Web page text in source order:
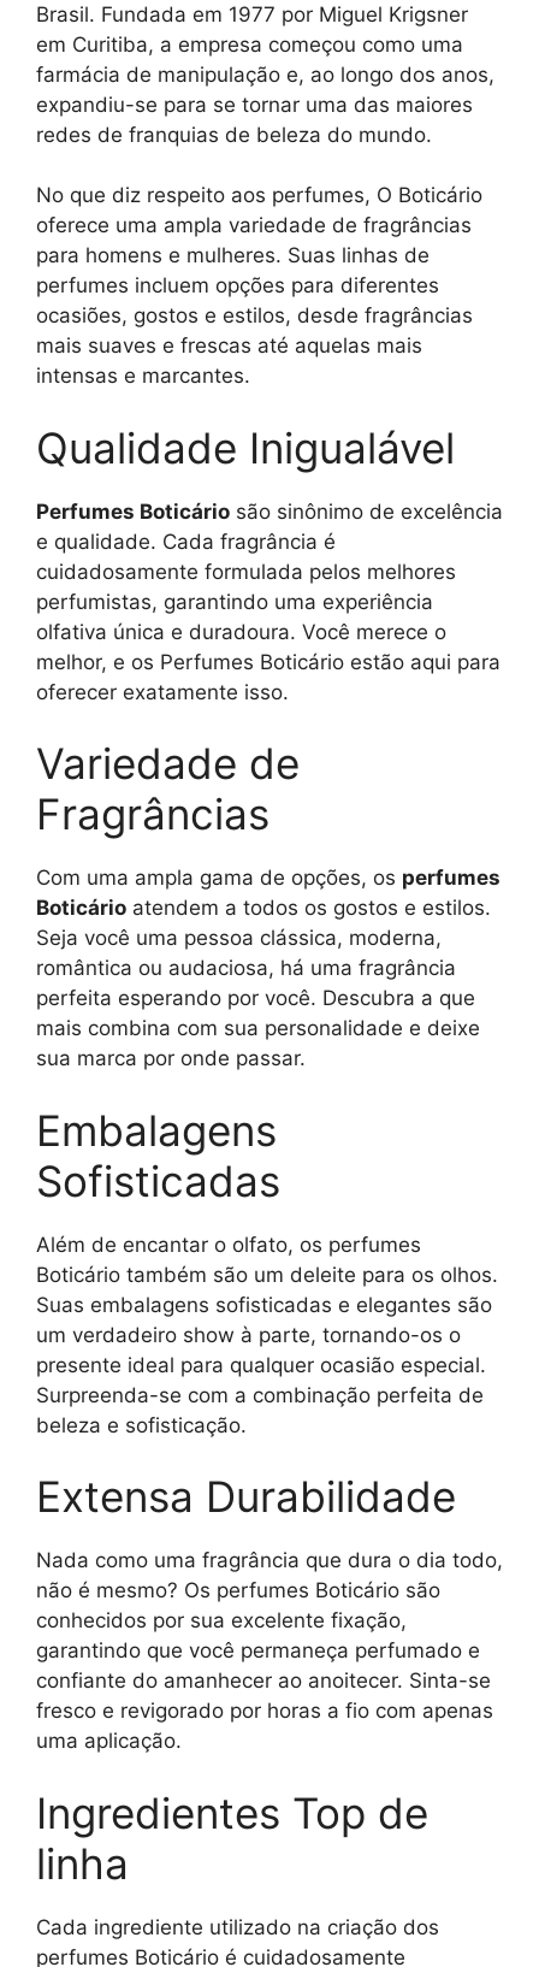
Brasil. Fundada em 1977 por Miguel Krigsner
em Curitiba, a empresa começou como uma
farmácia de manipulação e, ao longo dos anos,
expandiu-se para se tornar uma das maiores
redes de franquias de beleza do mundo.
No que diz respeito aos perfumes, O Boticário
oferece uma ampla variedade de fragrâncias
para homens e mulheres. Suas linhas de
perfumes incluem opções para diferentes
ocasiões, gostos e estilos, desde fragrâncias
mais suaves e frescas até aquelas mais
intensas e marcantes.
Qualidade Inigualável
Perfumes Boticário são sinônimo de excelência
e qualidade. Cada fragrância é
cuidadosamente formulada pelos melhores
perfumistas, garantindo uma experiência
olfativa única e duradoura. Você merece o
melhor, e os Perfumes Boticário estão aqui para
oferecer exatamente isso.
Variedade de
Fragrâncias
Com uma ampla gama de opções, os perfumes
Boticário atendem a todos os gostos e estilos.
Seja você uma pessoa clássica, moderna,
romântica ou audaciosa, há uma fragrância
perfeita esperando por você. Descubra a que
mais combina com sua personalidade e deixe
sua marca por onde passar.
Embalagens
Sofisticadas
Além de encantar o olfato, os perfumes
Boticário também são um deleite para os olhos.
Suas embalagens sofisticadas e elegantes são
um verdadeiro show à parte, tornando-os o
presente ideal para qualquer ocasião especial.
Surpreenda-se com a combinação perfeita de
beleza e sofisticação.
Extensa Durabilidade
Nada como uma fragrância que dura o dia todo,
não é mesmo? Os perfumes Boticário são
conhecidos por sua excelente fixação,
garantindo que você permaneça perfumado e
confiante do amanhecer ao anoitecer. Sinta-se
fresco e revigorado por horas a fio com apenas
uma aplicação.
Ingredientes Top de
linha
Cada ingrediente utilizado na criação dos
perfumes Boticário é cuidadosamente